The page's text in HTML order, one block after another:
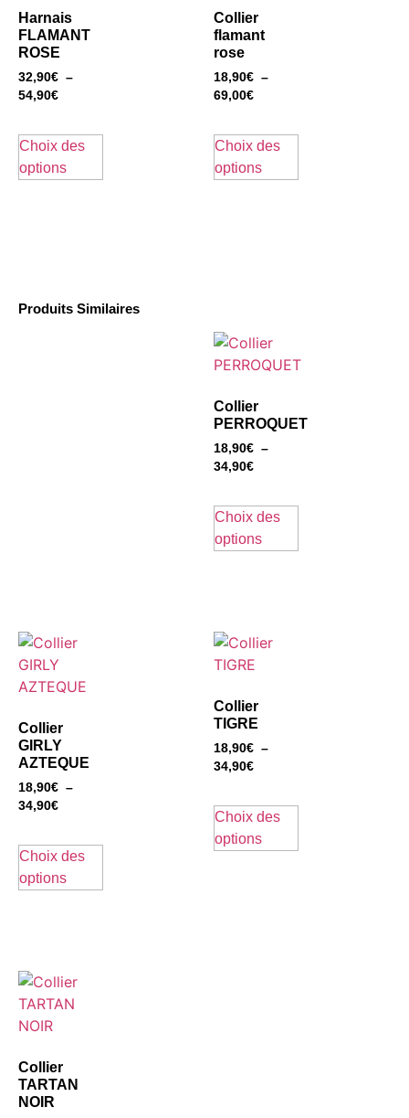
Harnais
FLAMANT
ROSE
32,90€ –
54,90€
Choix des
options
Collier
flamant
rose
18,90€ –
69,00€
Choix des
options
Produits Similaires
Collier
PERROQUET
18,90€ –
34,90€
Choix des
options
Collier
GIRLY
AZTEQUE
18,90€ –
34,90€
Choix des
options
Collier
TIGRE
18,90€ –
34,90€
Choix des
options
Collier
TARTAN
NOIR